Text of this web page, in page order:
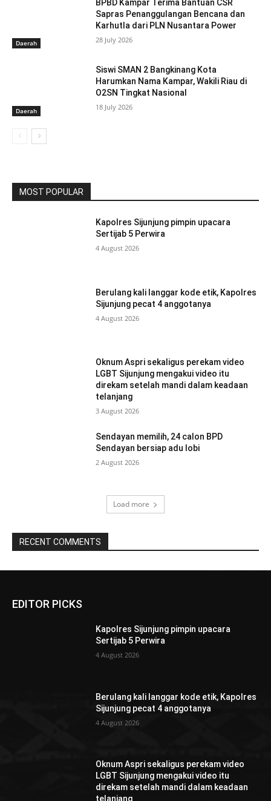
Daerah
BPBD Kampar Terima Bantuan CSR
Sapras Penanggulangan Bencana dan
Karhutla dari PLN Nusantara Power
28 July 2026
Daerah
Siswi SMAN 2 Bangkinang Kota
Harumkan Nama Kampar, Wakili Riau di
O2SN Tingkat Nasional
18 July 2026
MOST POPULAR
Kapolres Sijunjung pimpin upacara
Sertijab 5 Perwira
4 August 2026
Berulang kali langgar kode etik, Kapolres
Sijunjung pecat 4 anggotanya
4 August 2026
Oknum Aspri sekaligus perekam video
LGBT Sijunjung mengakui video itu
direkam setelah mandi dalam keadaan
telanjang
3 August 2026
Sendayan memilih, 24 calon BPD
Sendayan bersiap adu lobi
2 August 2026
Load more
RECENT COMMENTS
EDITOR PICKS
Kapolres Sijunjung pimpin upacara
Sertijab 5 Perwira
4 August 2026
Berulang kali langgar kode etik, Kapolres
Sijunjung pecat 4 anggotanya
4 August 2026
Oknum Aspri sekaligus perekam video
LGBT Sijunjung mengakui video itu
direkam setelah mandi dalam keadaan
telanjang